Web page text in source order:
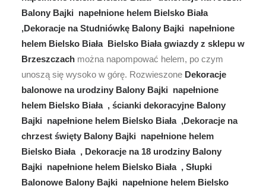
Balony Bajki napełnione helem Bielsko Biała
,Dekoracje na Studniówkę Balony Bajki napełnione
helem Bielsko Biała Bielsko Biała gwiazdy z sklepu w
Brzeszczach można napompować helem, po czym
unoszą się wysoko w górę. Rozwieszone Dekoracje
balonowe na urodziny Balony Bajki napełnione
helem Bielsko Biała , ścianki dekoracyjne Balony
Bajki napełnione helem Bielsko Biała ,Dekoracje na
chrzest święty Balony Bajki napełnione helem
Bielsko Biała , Dekoracje na 18 urodziny Balony
Bajki napełnione helem Bielsko Biała , Słupki
Balonowe Balony Bajki napełnione helem Bielsko